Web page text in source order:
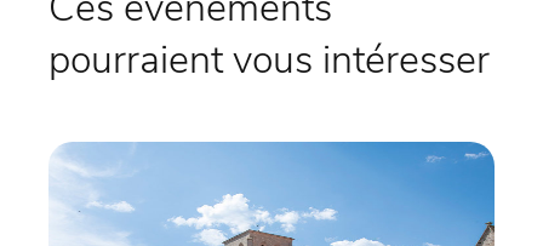
pourraient vous intéresser